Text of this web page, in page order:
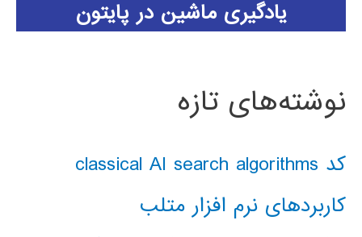
یادگیری ماشین در پایتون
نوشته‌های تازه
کد classical AI search algorithms
کاربردهای نرم افزار متلب